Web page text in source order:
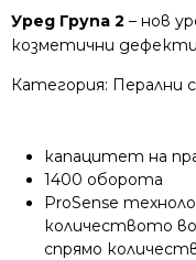
Уред Група 2 – нов
козметични
Категория: Перални
капацитет на
1400 оборота
ProSense
количеството
спрямо